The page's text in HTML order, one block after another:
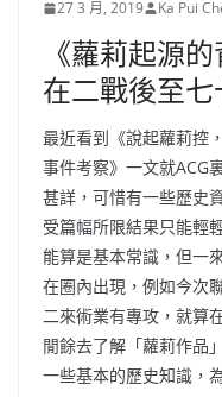
27 3 月, 2019 Ka Pui
《蘿莉起源
在二戰後至七
最近看到《說起蘿莉控
事件考察》一文就ACG
甚詳，可惜有一些歷史
受篇幅所限結果只能輕
能算是基本常識，但一
在圈內出現，例如今次
二來術業有專攻，就算
閒餘去了解「蘿莉作品
一些基本的歷史知識，